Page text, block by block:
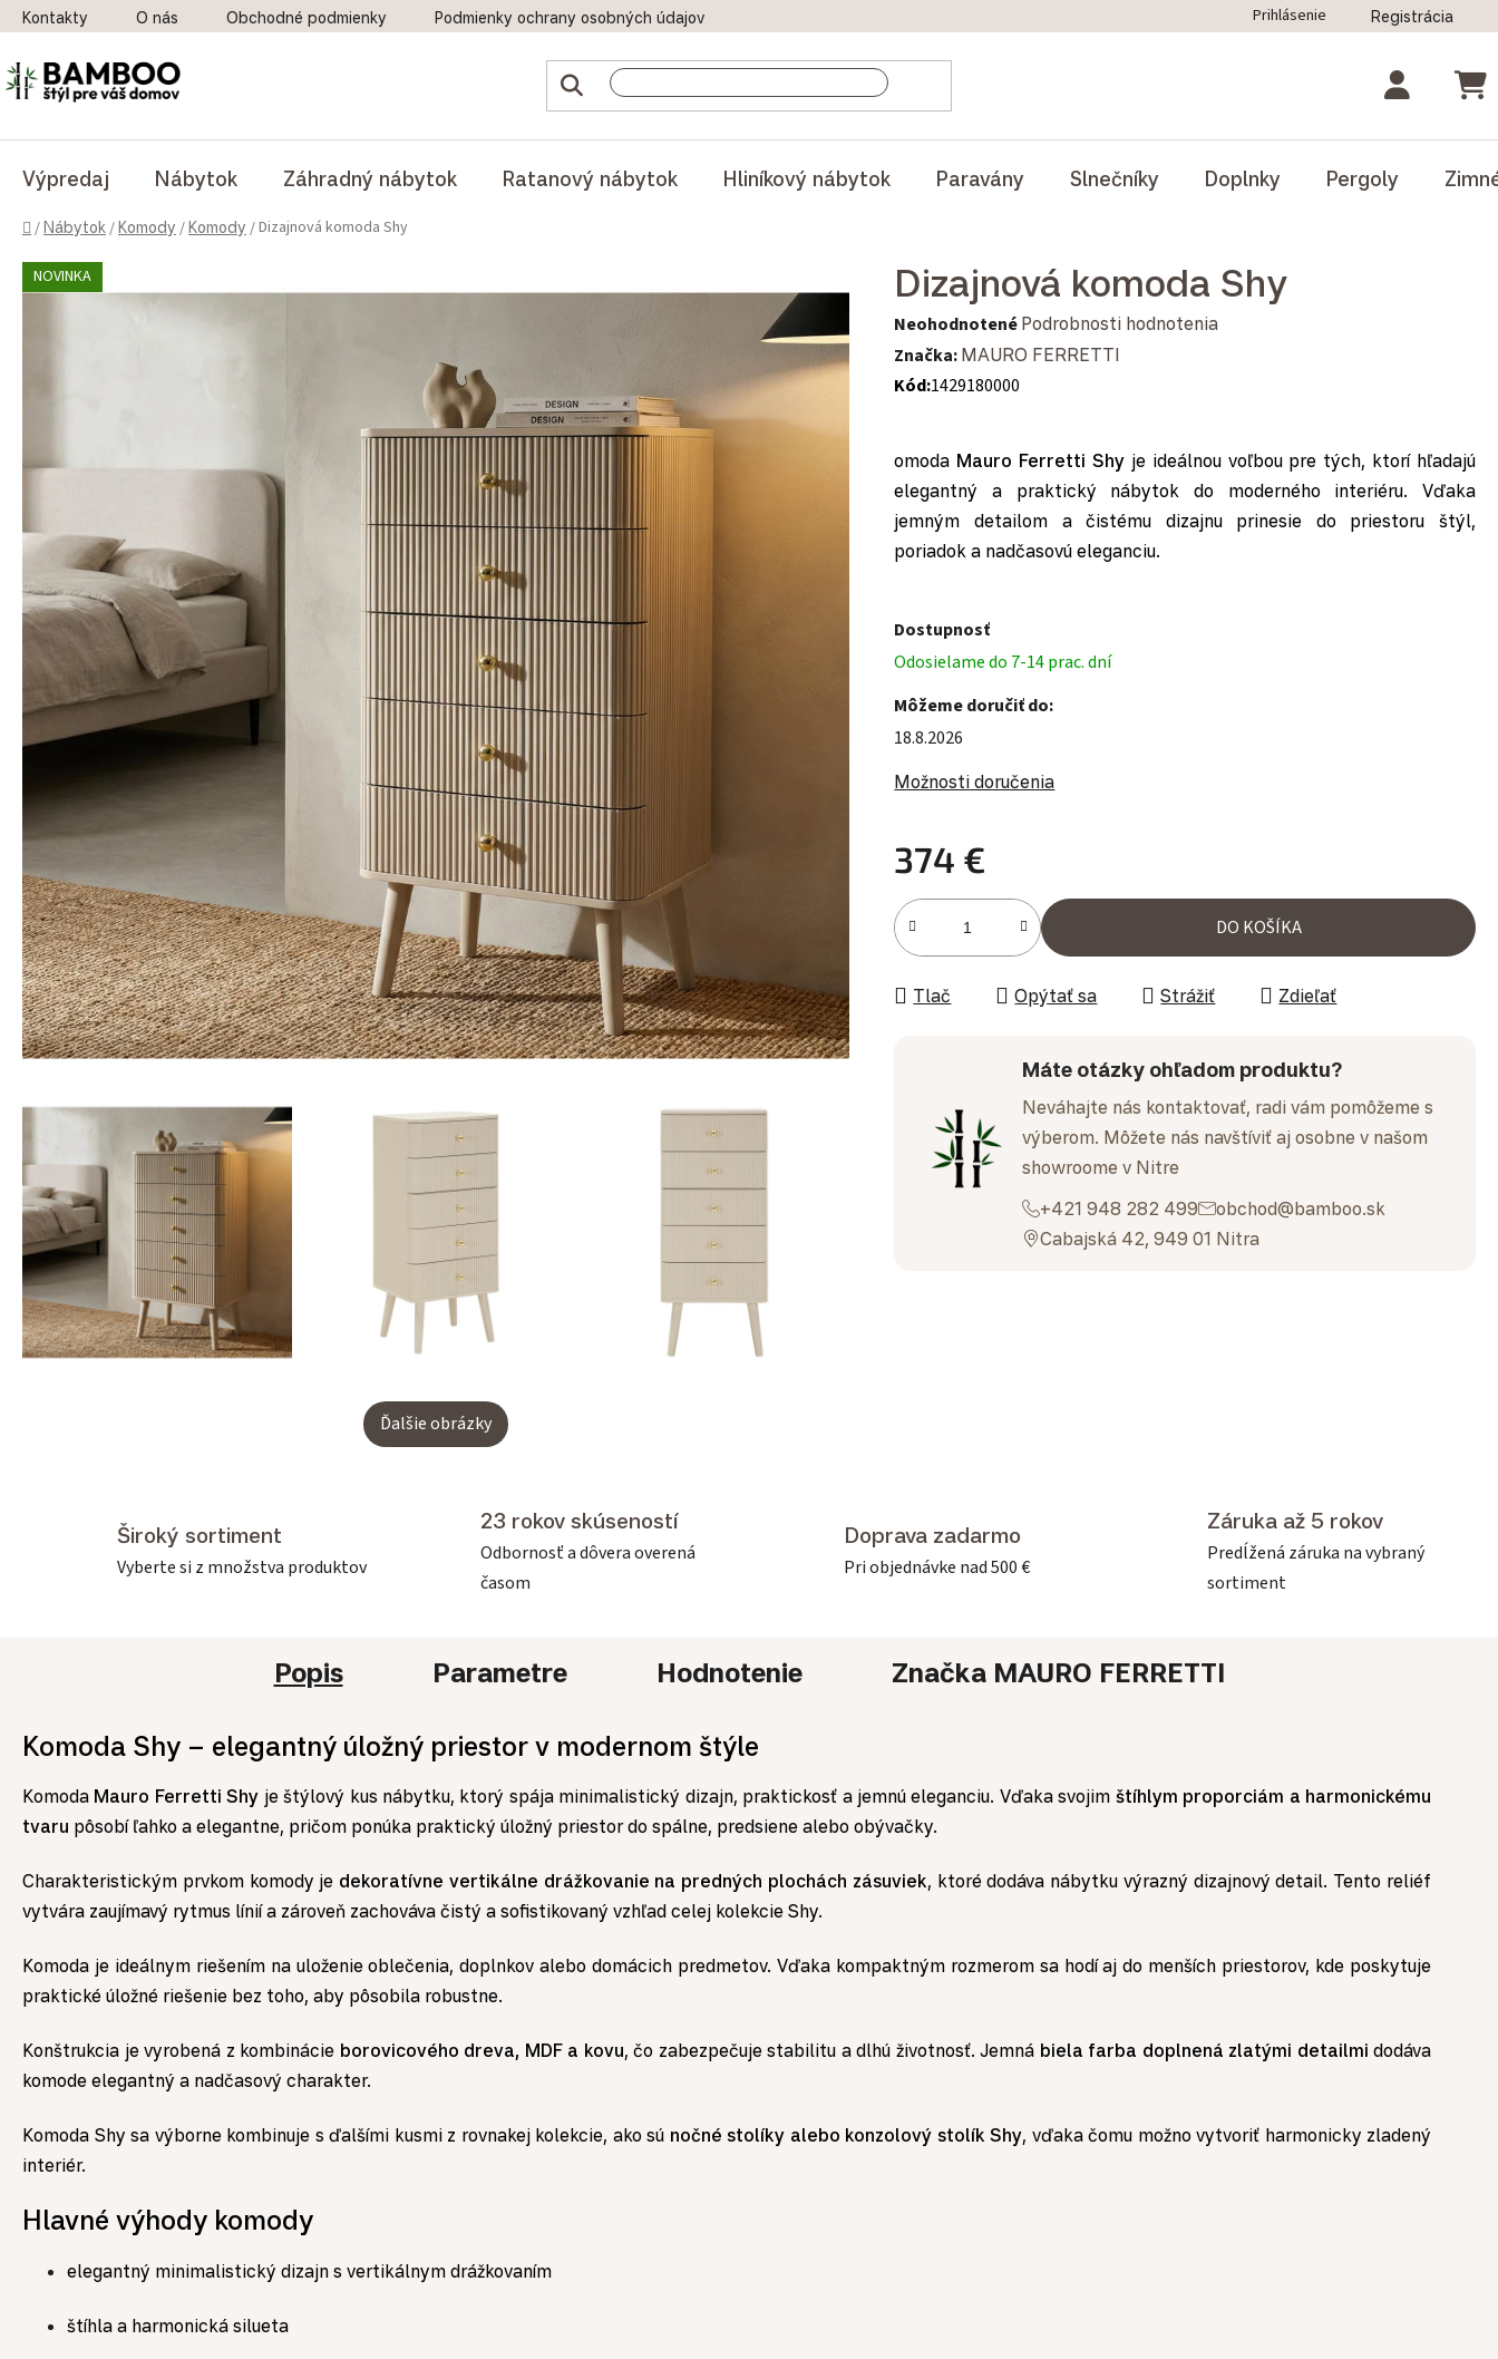
Prejsť na obsah
Kontakty O nás Obchodné podmienky Podmienky ochrany osobných údajov Odstúpenie od zmluvy
Prihlásenie Registrácia
Výpredaj Nábytok Záhradný nábytok Ratanový nábytok Hliníkový nábytok Paravány Slnečníky Doplnky Pergoly
Domov
/Nábytok /Komody /Komody /Dizajnová komoda Shy
Dizajnová komoda Shy
Priemerné hodnotenie produktu je 0,0 z 5 hviezdičiek.
Neohodnotené Podrobnosti hodnotenia
Značka: MAURO FERRETTI
Kód:1429180000
omoda Mauro Ferretti Shyje ideálnou voľbou pre tých, ktorí hľadajú
elegantný a praktický nábytok do moderného interiéru. Vďaka
jemným detailom a čistému dizajnu prinesie do priestoru štýl,
poriadok a nadčasovú eleganciu.
Dostupnosť
Odosielame do 7-14 prac. dní
Môžeme doručiť do:
18.8.2026
Možnosti doručenia
374 €
Jednotková cena:
DO KOŠÍKA
Tlač Opýtať sa Strážiť Zdieľať
Máte otázky ohľadom produktu?
Neváhajte nás kontaktovať, radi vám pomôžeme s
výberom. Môžete nás navštíviť aj osobne v našom
showroome v Nitre
+421 948 282 499
obchod@bamboo.sk
Cabajská 42, 949 01 Nitra
NOVINKA
Ďalšie obrázky
Široký sortiment
Vyberte si z množstva produktov
23 rokov skúseností
Odbornosť a dôvera overená
časom
Doprava zadarmo
Pri objednávke nad 500 €
Záruka až 5 rokov
Predĺžená záruka na vybraný
sortiment
Popis Parametre Hodnotenie ZnačkaMAURO FERRETTI
Komoda Shy – elegantný úložný priestor v modernom štýle
Komoda Mauro Ferretti Shy je štýlový kus nábytku, ktorý spája minimalistický dizajn, praktickosť a jemnú eleganciu. Vďaka svojim štíhlym proporciám a harmonickému
tvaru pôsobí ľahko a elegantne, pričom ponúka praktický úložný priestor do spálne, predsiene alebo obývačky.
Charakteristickým prvkom komody je dekoratívne vertikálne drážkovanie na predných plochách zásuviek, ktoré dodáva nábytku výrazný dizajnový detail. Tento reliéf
vytvára zaujímavý rytmus línií a zároveň zachováva čistý a sofistikovaný vzhľad celej kolekcie Shy.
Komoda je ideálnym riešením na uloženie oblečenia, doplnkov alebo domácich predmetov. Vďaka kompaktným rozmerom sa hodí aj do menších priestorov, kde poskytuje
praktické úložné riešenie bez toho, aby pôsobila robustne.
Konštrukcia je vyrobená z kombinácie borovicového dreva, MDF a kovu, čo zabezpečuje stabilitu a dlhú životnosť. Jemná biela farba doplnená zlatými detailmi dodáva
komode elegantný a nadčasový charakter.
Komoda Shy sa výborne kombinuje s ďalšími kusmi z rovnakej kolekcie, ako sú nočné stolíky alebo konzolový stolík Shy, vďaka čomu možno vytvoriť harmonicky zladený
interiér.
Hlavné výhody komody
elegantný minimalistický dizajn s vertikálnym drážkovaním
štíhla a harmonická silueta